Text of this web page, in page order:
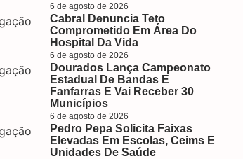
6 de agosto de 2026
Cabral Denuncia Teto
Comprometido Em Área Do
Hospital Da Vida
6 de agosto de 2026
Dourados Lança Campeonato
Estadual De Bandas E
Fanfarras E Vai Receber 30
Municípios
6 de agosto de 2026
Pedro Pepa Solicita Faixas
Elevadas Em Escolas, Ceims E
Unidades De Saúde